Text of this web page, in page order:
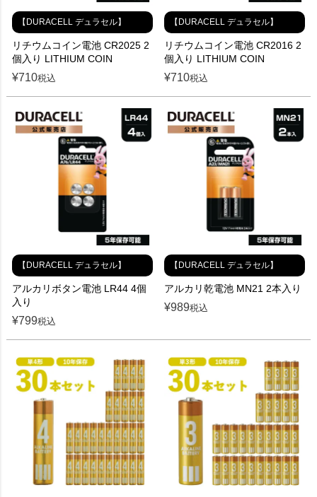
【DURACELL デュラセル】
リチウムコイン電池 CR2025 2
個入り LITHIUM COIN
¥710税込
【DURACELL デュラセル】
リチウムコイン電池 CR2016 2
個入り LITHIUM COIN
¥710税込
【DURACELL デュラセル】
アルカリボタン電池 LR44 4個
入り
¥799税込
【DURACELL デュラセル】
アルカリ乾電池 MN21 2本入り
¥989税込